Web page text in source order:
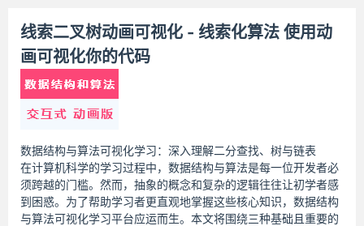
线索二叉树动画可视化 - 线索化算法 使用动
画可视化你的代码
数据结构与算法可视化学习：深入理解二分查找、树与链表
在计算机科学的学习过程中，数据结构与算法是每一位开发者必
须跨越的门槛。然而，抽象的概念和复杂的逻辑往往让初学者感
到困惑。为了帮助学习者更直观地掌握这些核心知识，数据结构
与算法可视化学习平台应运而生。本文将围绕三种基础且重要的